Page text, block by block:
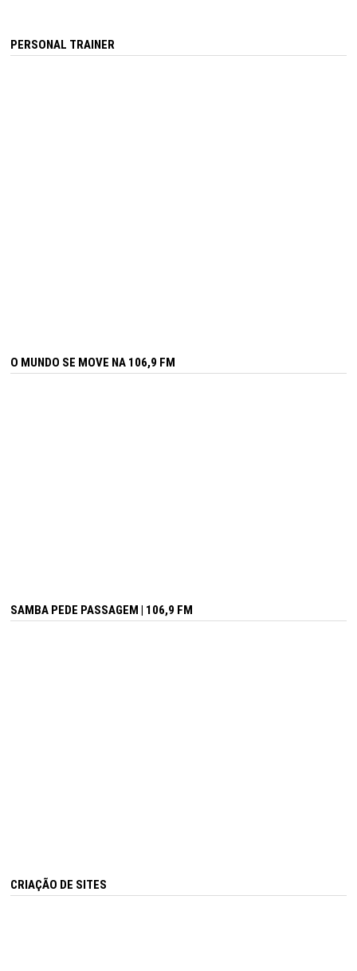
PERSONAL TRAINER
O MUNDO SE MOVE NA 106,9 FM
SAMBA PEDE PASSAGEM | 106,9 FM
CRIAÇÃO DE SITES